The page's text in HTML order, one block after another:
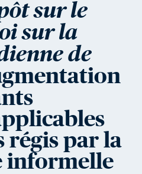
sur le
sur la
de
régis par la
informelle